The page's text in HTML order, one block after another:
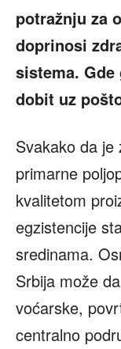
potražnju za
doprinosi
sistema.
dobit uz
Svakako da je
primarne
kvalitetom
egzistencije
sredinama.
Srbija može
voćarske,
centralno